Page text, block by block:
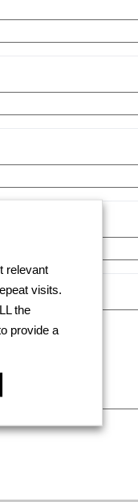
relevant
visits.
the
provide a